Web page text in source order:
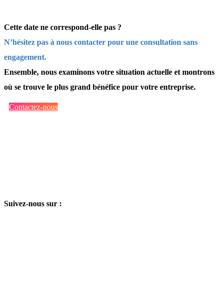
Cette date ne correspond-elle pas ?
N’hésitez pas à nous contacter pour une consultation sans
engagement.
Ensemble, nous examinons votre situation actuelle et montrons
où se trouve le plus grand bénéfice pour votre entreprise.
Contactez-nous
Suivez-nous sur :